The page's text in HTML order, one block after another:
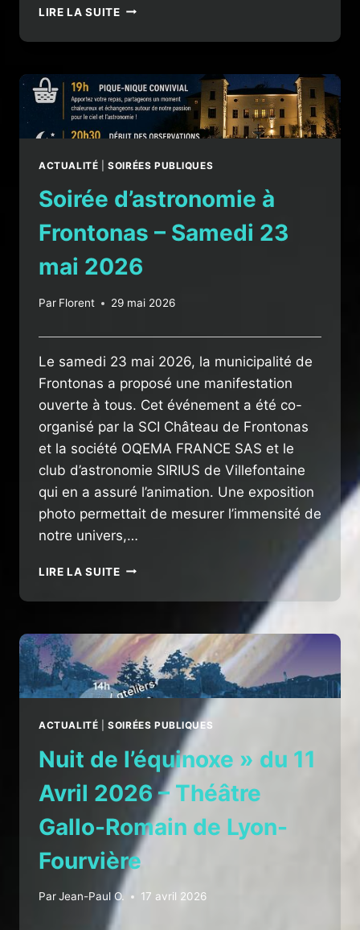
LIRE LA SUITESOIRÉE
PUBLIQUE
CHARETTE
ACTUALITÉ |SOIRÉES PUBLIQUES
Soirée d’astronomie à
Frontonas – Samedi 23
mai 2026
Par Florent 29 mai 2026
Le samedi 23 mai 2026, la municipalité de
Frontonas a proposé une manifestation
ouverte à tous. Cet événement a été co-
organisé par la SCI Château de Frontonas
et la société OQEMA FRANCE SAS et le
club d’astronomie SIRIUS de Villefontaine
qui en a assuré l’animation. Une exposition
photo permettait de mesurer l’immensité de
notre univers,…
LIRE LA SUITESOIRÉE
À
–
SAMEDI
23
MAI
ACTUALITÉ |SOIRÉES PUBLIQUES
Nuit de l’équinoxe » du 11
Avril 2026 – Théâtre
Gallo-Romain de Lyon-
Fourvière
ParJean-Paul O. 17 avril 2026